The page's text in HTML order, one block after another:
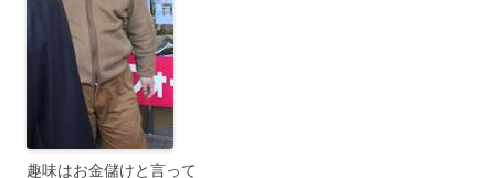
趣味はお金儲けと言って